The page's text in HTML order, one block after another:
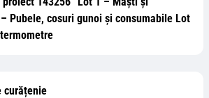
Pubele, cosuri gunoi și consumabile Lot
curățenie